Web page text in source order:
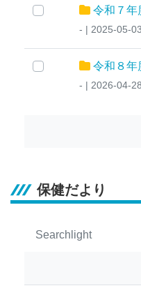
令和７年
- | 2025-05-
令和８年
- | 2026-04-
保健だより
Searchlight